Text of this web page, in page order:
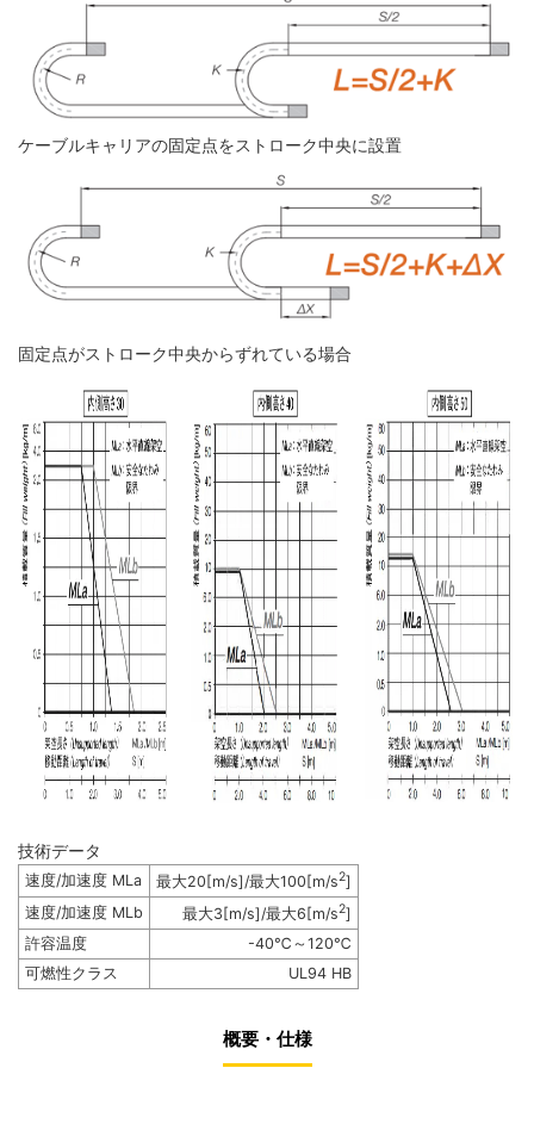
ケーブルキャリアの固定点をストローク中央に設置
固定点がストローク中央からずれている場合
技術データ
速度/加速度 MLa 最大20[m/s]/最大100[m/s2]
速度/加速度 MLb
最大3[m/s]/最大6[m/s2]
許容温度
-40℃～120℃
可燃性クラス
UL94 HB
概要・仕様